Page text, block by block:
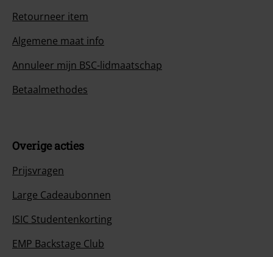
Retourneer item
Algemene maat info
Annuleer mijn BSC-lidmaatschap
Betaalmethodes
Overige acties
Prijsvragen
Large Cadeaubonnen
ISIC Studentenkorting
EMP Backstage Club